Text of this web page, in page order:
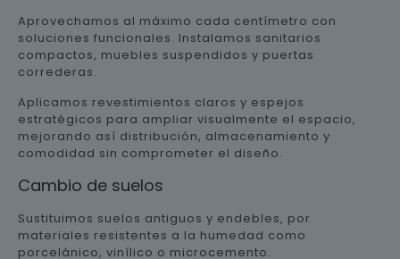
Aprovechamos al máximo cada centímetro con
soluciones funcionales. Instalamos sanitarios
compactos, muebles suspendidos y puertas
correderas.
Aplicamos revestimientos claros y espejos
estratégicos para ampliar visualmente el espacio,
mejorando así distribución, almacenamiento y
comodidad sin comprometer el diseño.
Cambio de suelos
Sustituimos suelos antiguos y endebles, por
materiales resistentes a la humedad como
porcelánico, vinílico o microcemento.